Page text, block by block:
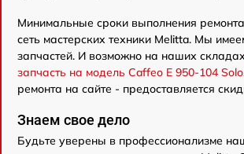
Минимальные сроки выполнения
сеть мастерских техники Melitta. Мы
запчастей. И возможно на наших
запчасть на модель Caffeo E 950-104 Solo
ремонта на сайте - предоставляется
Знаем свое дело
Будьте уверены в профессионализме